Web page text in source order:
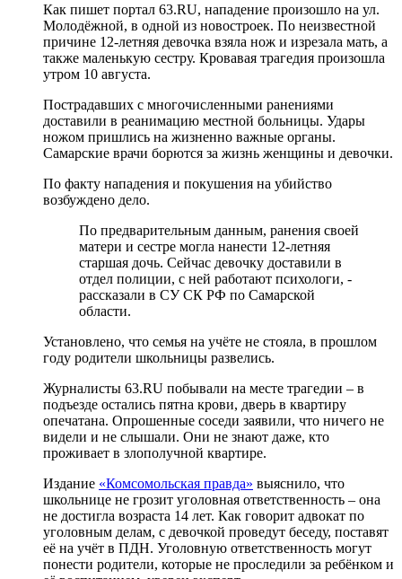
Как пишет портал 63.RU, нападение произошло на ул.
Молодёжной, в одной из новостроек. По неизвестной
причине 12-летняя девочка взяла нож и изрезала мать, а
также маленькую сестру. Кровавая трагедия произошла
утром 10 августа.
Пострадавших с многочисленными ранениями
доставили в реанимацию местной больницы. Удары
ножом пришлись на жизненно важные органы.
Самарские врачи борются за жизнь женщины и девочки.
По факту нападения и покушения на убийство
возбуждено дело.
По предварительным данным, ранения своей
матери и сестре могла нанести 12-летняя
старшая дочь. Сейчас девочку доставили в
отдел полиции, с ней работают психологи, -
рассказали в СУ СК РФ по Самарской
области.
Установлено, что семья на учёте не стояла, в прошлом
году родители школьницы развелись.
Журналисты 63.RU побывали на месте трагедии – в
подъезде остались пятна крови, дверь в квартиру
опечатана. Опрошенные соседи заявили, что ничего не
видели и не слышали. Они не знают даже, кто
проживает в злополучной квартире.
Издание «Комсомольская правда» выяснило, что
школьнице не грозит уголовная ответственность – она
не достигла возраста 14 лет. Как говорит адвокат по
уголовным делам, с девочкой проведут беседу, поставят
её на учёт в ПДН. Уголовную ответственность могут
понести родители, которые не проследили за ребёнком и